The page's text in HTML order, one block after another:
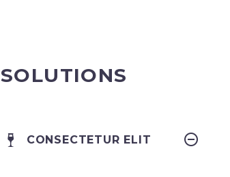
SOLUTIONS
CONSECTETUR ELIT